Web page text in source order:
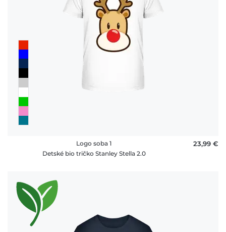
Logo soba 1
Detské bio tričko Stanley Stella 2.0
23,99 €